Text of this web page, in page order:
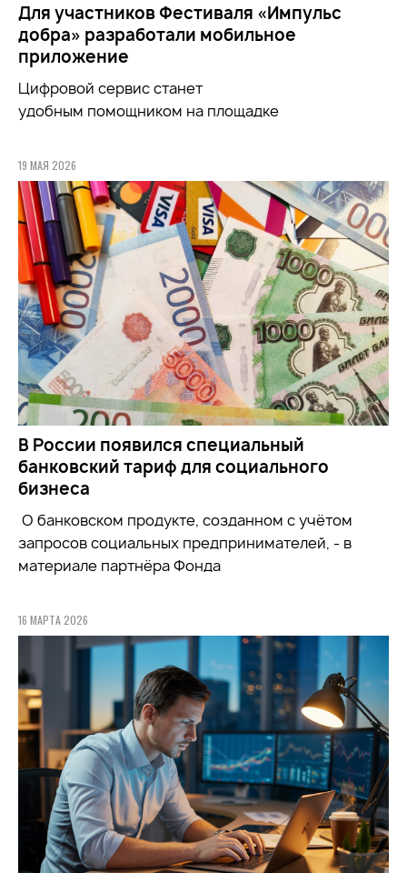
Для участников Фестиваля «Импульс
добра» разработали мобильное
приложение
Цифровой сервис станет
удобным помощником на площадке
19 МАЯ 2026
В России появился специальный
банковский тариф для социального
бизнеса
О банковском продукте, созданном с учётом
запросов социальных предпринимателей, - в
материале партнёра Фонда
16 МАРТА 2026